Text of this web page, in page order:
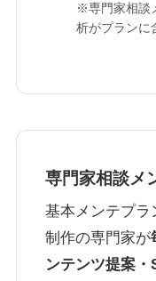
※専門家相談
析がプランに
専門家相談メ
基本メンテプラ
制作の専門家が
ンテンツ提案・